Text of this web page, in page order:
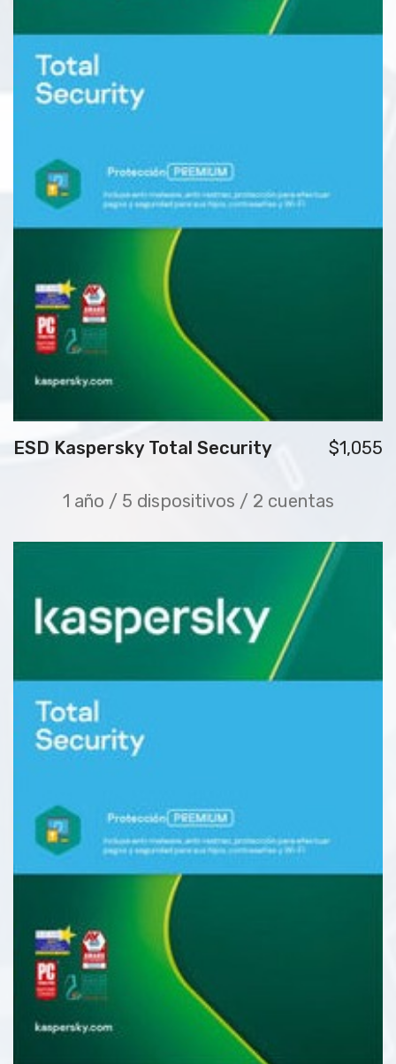
ESD Kaspersky Total Security $1,055
1 año / 5 dispositivos / 2 cuentas